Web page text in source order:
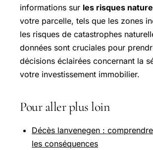
informations sur les risques
votre parcelle, tels que les zones
les risques de catastrophes
données sont cruciales pour
décisions éclairées concernant la
votre investissement immobilier.
Pour aller plus loin
Décès lanvenegen :
les conséquences